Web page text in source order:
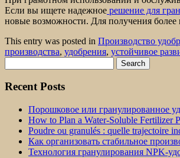
Если вы ищете надежное решение для
новые возможности. Для получения
This entry was posted in Производство
производства, удобрения, устойчивое
for:
Recent Posts
Порошковое или гранулированное
How to Plan a Water-Soluble Fertilizer
Poudre ou granulés : quelle trajectoire
Как организовать стабильное
Технология гранулирования NPK-